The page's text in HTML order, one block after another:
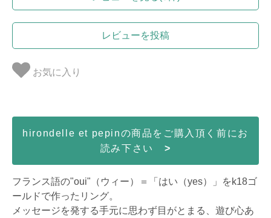
レビューを投稿
お気に入り
hirondelle et pepinの商品をご購入頂く前にお
読み下さい >
フランス語の"oui"（ウィー）＝「はい（yes）」をk18ゴ
ールドで作ったリング。
メッセージを発する手元に思わず目がとまる、遊び心あ